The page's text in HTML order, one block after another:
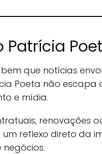
Patrícia
que notícias
Poeta não
e mídia.
renovações
um reflexo direto da